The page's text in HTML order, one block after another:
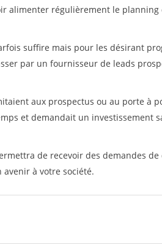
alimenter régulièrement le planning
suffire mais pour les désirant
par un fournisseur de leads
aux prospectus ou au porte à
et demandait un investissement
de recevoir des demandes de
à votre société.